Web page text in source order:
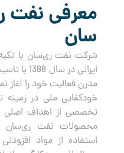
معرفی نفت
سان
شرکت نفت ری‌سان با
ایرانی در
مدرن فعالیت خود را آغاز
خودکفایی ملی در زمینه
تخصصی از اهداف اصلی
محصولات نفت ری‌سان
استفاده از مواد